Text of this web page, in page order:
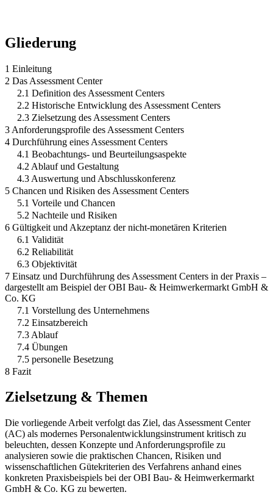
Gliederung
1 Einleitung
2 Das Assessment Center
2.1 Definition des Assessment Centers
2.2 Historische Entwicklung des Assessment Centers
2.3 Zielsetzung des Assessment Centers
3 Anforderungsprofile des Assessment Centers
4 Durchführung eines Assessment Centers
4.1 Beobachtungs- und Beurteilungsaspekte
4.2 Ablauf und Gestaltung
4.3 Auswertung und Abschlusskonferenz
5 Chancen und Risiken des Assessment Centers
5.1 Vorteile und Chancen
5.2 Nachteile und Risiken
6 Gültigkeit und Akzeptanz der nicht-monetären Kriterien
6.1 Validität
6.2 Reliabilität
6.3 Objektivität
7 Einsatz und Durchführung des Assessment Centers in der Praxis –
dargestellt am Beispiel der OBI Bau- & Heimwerkermarkt GmbH &
Co. KG
7.1 Vorstellung des Unternehmens
7.2 Einsatzbereich
7.3 Ablauf
7.4 Übungen
7.5 personelle Besetzung
8 Fazit
Zielsetzung & Themen
Die vorliegende Arbeit verfolgt das Ziel, das Assessment Center
(AC) als modernes Personalentwicklungsinstrument kritisch zu
beleuchten, dessen Konzepte und Anforderungsprofile zu
analysieren sowie die praktischen Chancen, Risiken und
wissenschaftlichen Gütekriterien des Verfahrens anhand eines
konkreten Praxisbeispiels bei der OBI Bau- & Heimwerkermarkt
GmbH & Co. KG zu bewerten.